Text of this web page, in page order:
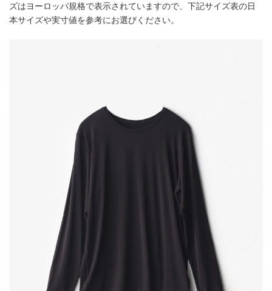
ズはヨーロッパ規格で表示されていますので、下記サイズ表の日
本サイズや実寸値を参考にお選びください。